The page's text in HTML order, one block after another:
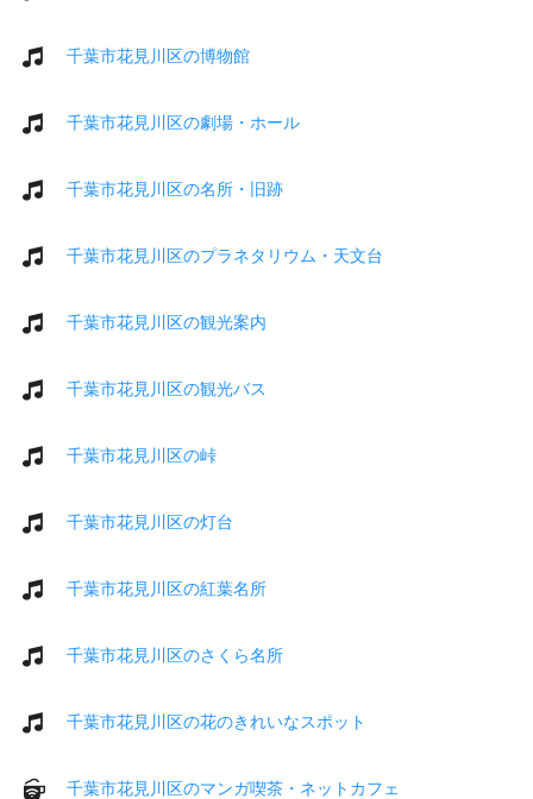
千葉市花見川区の博物館
千葉市花見川区の劇場・ホール
千葉市花見川区の名所・旧跡
千葉市花見川区のプラネタリウム・天文台
千葉市花見川区の観光案内
千葉市花見川区の観光バス
千葉市花見川区の峠
千葉市花見川区の灯台
千葉市花見川区の紅葉名所
千葉市花見川区のさくら名所
千葉市花見川区の花のきれいなスポット
千葉市花見川区のマンガ喫茶・ネットカフェ